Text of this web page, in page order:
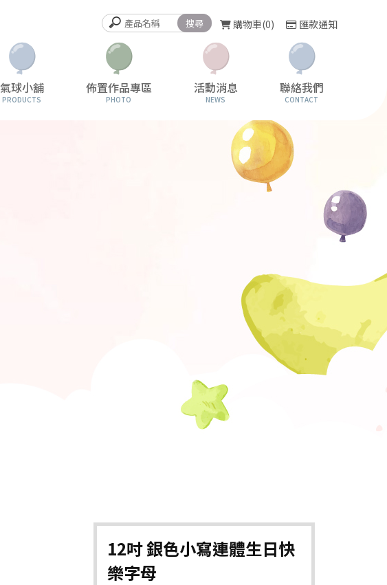
購物車 0 匯款通知
氣球小舖
PRODUCTS
佈置作品專區
PHOTO
活動消息
NEWS
聯絡我們
CONTACT
12吋 銀色小寫連體生日快
樂字母